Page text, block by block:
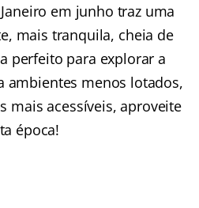
em junho traz uma
mais tranquila, cheia de
perfeito para explorar a
ambientes menos lotados,
mais acessíveis, aproveite
época!